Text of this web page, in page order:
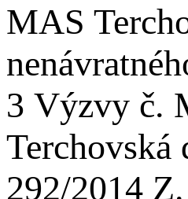
MAS
3 Výzvy č.
Terchovská
292/2014